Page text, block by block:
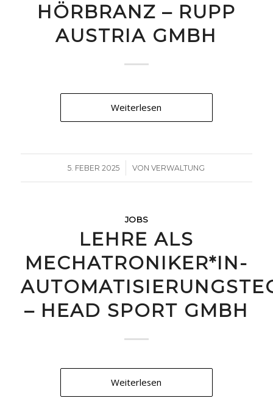
HÖRBRANZ – RUPP
AUSTRIA GMBH
Weiterlesen
5. FEBER 2025
/ VONVERWALTUNG
JOBS
LEHRE ALS
MECHATRONIKER*IN-
– HEAD SPORT GMBH
Weiterlesen